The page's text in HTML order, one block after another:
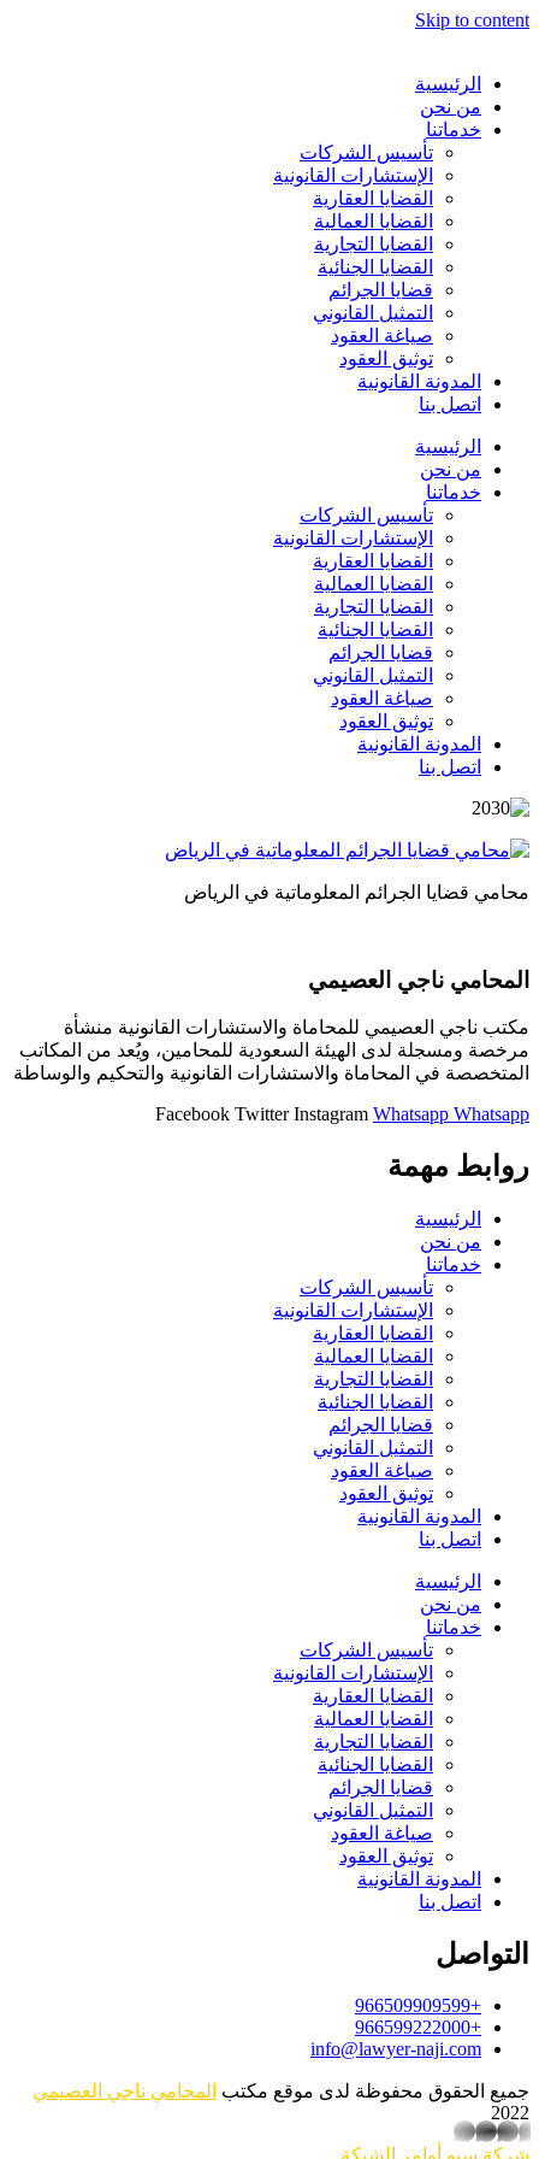
Skip to content
الرئيسية
من نحن
خدماتنا
تأسيس الشركات
الإستشارات القانونية
القضايا العقارية
القضايا العمالية
القضايا التجارية
القضايا الجنائية
قضايا الجرائم
التمثيل القانوني
صياغة العقود
توثيق العقود
المدونة القانونية
اتصل بنا
الرئيسية
من نحن
خدماتنا
تأسيس الشركات
الإستشارات القانونية
القضايا العقارية
القضايا العمالية
القضايا التجارية
القضايا الجنائية
قضايا الجرائم
التمثيل القانوني
صياغة العقود
توثيق العقود
المدونة القانونية
اتصل بنا
محامي قضايا الجرائم المعلوماتية في الرياض
المحامي ناجي العصيمي
مكتب ناجي العصيمي للمحاماة والاستشارات القانونية منشأة
مرخصة ومسجلة لدى الهيئة السعودية للمحامين، ويُعد من المكاتب
المتخصصة في المحاماة والاستشارات القانونية والتحكيم والوساطة
Facebook Twitter Instagram Whatsapp Whatsapp
روابط مهمة
الرئيسية
من نحن
خدماتنا
تأسيس الشركات
الإستشارات القانونية
القضايا العقارية
القضايا العمالية
القضايا التجارية
القضايا الجنائية
قضايا الجرائم
التمثيل القانوني
صياغة العقود
توثيق العقود
المدونة القانونية
اتصل بنا
الرئيسية
من نحن
خدماتنا
تأسيس الشركات
الإستشارات القانونية
القضايا العقارية
القضايا العمالية
القضايا التجارية
القضايا الجنائية
قضايا الجرائم
التمثيل القانوني
صياغة العقود
توثيق العقود
المدونة القانونية
اتصل بنا
التواصل
+966509909599
+966599222000
info@lawyer-naji.com
جميع الحقوق محفوظة لدى موقع مكتب المحامي ناجي العصيمي
2022
شركة سيو أوامر الشبكة
whatsapp